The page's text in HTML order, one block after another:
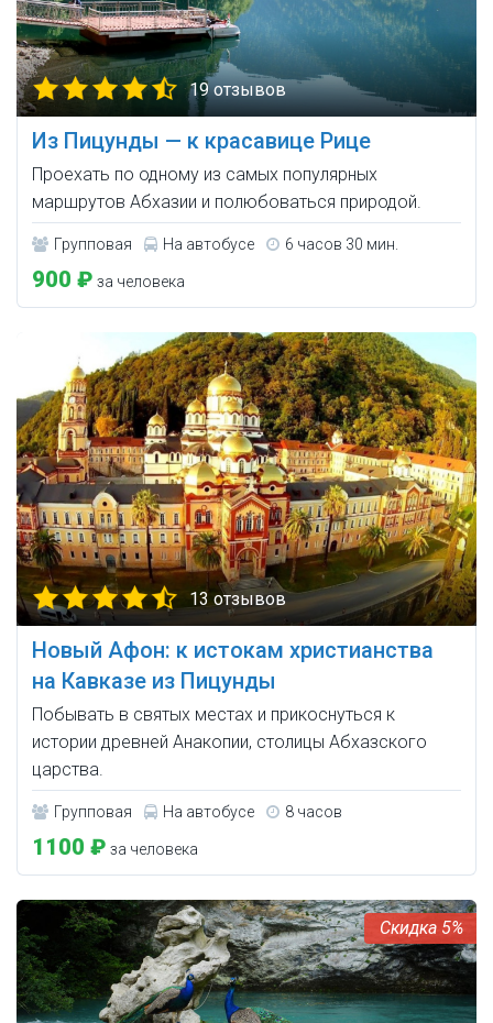
19 отзывов
Из Пицунды — к красавице Рице
Проехать по одному из самых популярных
маршрутов Абхазии и полюбоваться природой.
Групповая На автобусе 6 часов 30 мин.
900 ₽ за человека
13 отзывов
Новый Афон: к истокам христианства
на Кавказе из Пицунды
Побывать в святых местах и прикоснуться к
истории древней Анакопии, столицы Абхазского
царства.
Групповая На автобусе 8 часов
1100 ₽ за человека
5%